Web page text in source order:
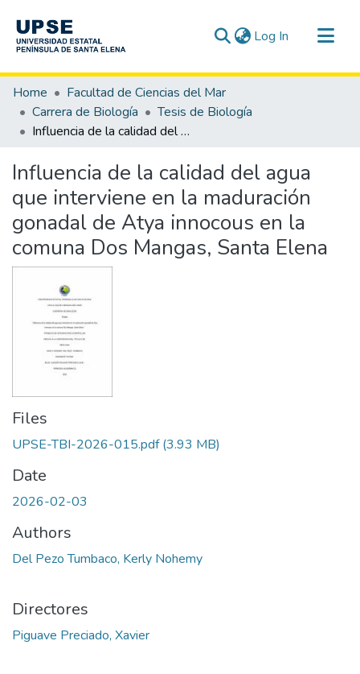
Log In (current)
Communities & Collections
All of DSpace
Statistics
Home
Facultad de Ciencias del Mar
Carrera de Biología
Tesis de Biología
Influencia de la calidad del agua que interviene en la maduración gonadal de Atya innocous en la comuna Dos Mangas, Santa Elena
Influencia de la calidad del agua
que interviene en la maduración
gonadal de Atya innocous en la
comuna Dos Mangas, Santa Elena
Files
UPSE-TBI-2026-015.pdf(3.93 MB)
Date
2026-02-03
Authors
Del Pezo Tumbaco, Kerly Nohemy
Directores
Piguave Preciado, Xavier